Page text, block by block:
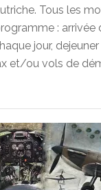
Tous les
: arrivée
jour,
et/ou vols de